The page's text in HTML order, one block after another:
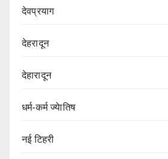
देवप्रयाग
देहरादून
देहारादून
धर्म-कर्म ज्येातिष
नई टिहरी